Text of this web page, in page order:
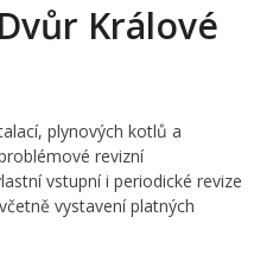
Králové
plynových kotlů a
revizní
vstupní i periodické revize
vystavení platných